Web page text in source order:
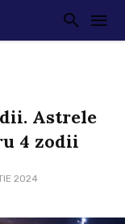
Astrele
4 zodii
2024